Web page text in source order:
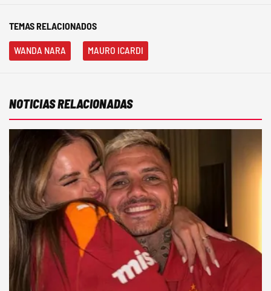
TEMAS RELACIONADOS
WANDA NARA MAURO ICARDI
NOTICIAS RELACIONADAS